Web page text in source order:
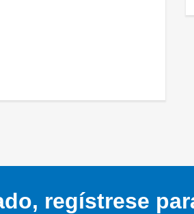
regístrese